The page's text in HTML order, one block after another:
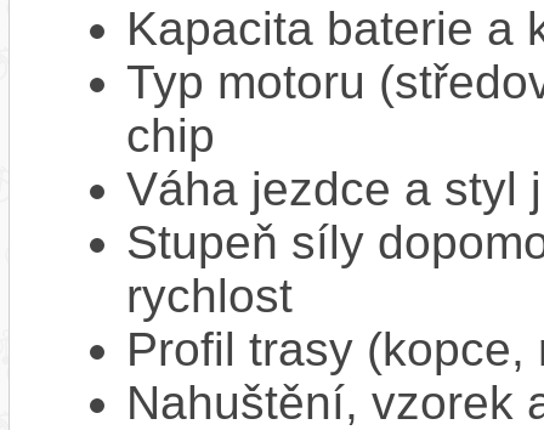
Kapacita baterie a
Typ motoru
chip
Váha jezdce a styl
Stupeň síly
rychlost
Profil trasy
Nahuštění, vzorek